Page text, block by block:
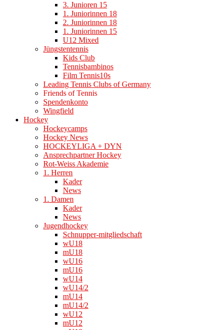
3. Junioren 15
1. Juniorinnen 18
2. Juniorinnen 18
1. Juniorinnen 15
U12 Mixed
Jüngstentennis
Kids Club
Tennisbambinos
Film Tennis10s
Leading Tennis Clubs of Germany
Friends of Tennis
Spendenkonto
Wingfield
Hockey
Hockeycamps
Hockey News
HOCKEYLIGA + DYN
Ansprechpartner Hockey
Rot-Weiss Akademie
1. Herren
Kader
News
1. Damen
Kader
News
Jugendhockey
Schnupper-mitgliedschaft
wU18
mU18
wU16
mU16
wU14
wU14/2
mU14
mU14/2
wU12
mU12